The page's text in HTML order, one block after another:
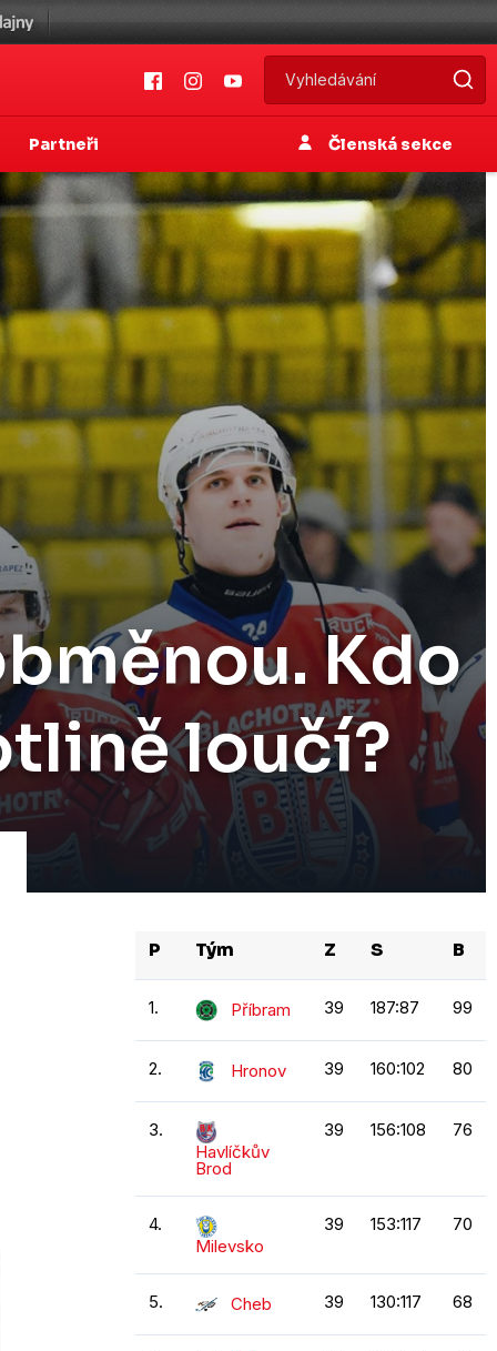
Partneři Členská sekce
Kdo
loučí?
P Tým Z S B
1. Příbram 39 187:87 99
2. Hronov 39 160:102 80
3.
Havlíčkův
Brod
39 156:108 76
4.
Milevsko
39 153:117 70
5. Cheb 39 130:117 68